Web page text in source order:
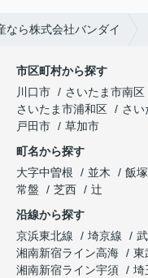
なら株式会社バンダイ
市区町村から探す
川口市
さいたま市南区
さいたま市浦和区
さい
戸田市
草加市
町名から探す
大字中曽根
並木 飯塚
常盤
芝西
辻
沿線から探す
京浜東北線
埼京線
湘南新宿ライン高海
東
湘南新宿ライン宇須
埼